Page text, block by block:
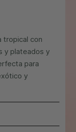
tropical con
y plateados y
para
y